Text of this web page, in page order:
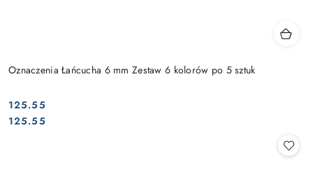
Oznaczenia Łańcucha 6 mm Zestaw 6 kolorów po 5 sztuk
Cena:
125.55
Cena:
125.55